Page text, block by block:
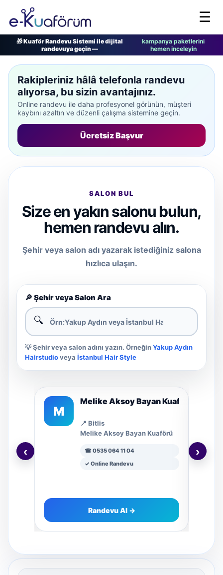
☰
🎁 Kuaför Randevu Sistemi ile dijital
randevuya geçin —
kampanya paketlerini
hemen inceleyin
Rakipleriniz hâlâ telefonla randevu
alıyorsa, bu sizin avantajınız.
Online randevu ile daha profesyonel görünün, müşteri
kaybını azaltın ve düzenli çalışma sistemine geçin.
Ücretsiz Başvur
SALON BUL
Size en yakın salonu bulun,
hemen randevu alın.
Şehir veya salon adı yazarak istediğiniz salona
hızlıca ulaşın.
🔎 Şehir veya Salon Ara
🔍
💡 Şehir veya salon adını yazın. ÖrneğinYakup Aydın
Hairstudioveya İstanbul Hair Style
‹
M
Melike Aksoy Bayan Kuaförü
📍 Bitlis
Melike Aksoy Bayan Kuaförü
☎ 0535 064 11 04
✓ Online Randevu
Randevu Al →
›